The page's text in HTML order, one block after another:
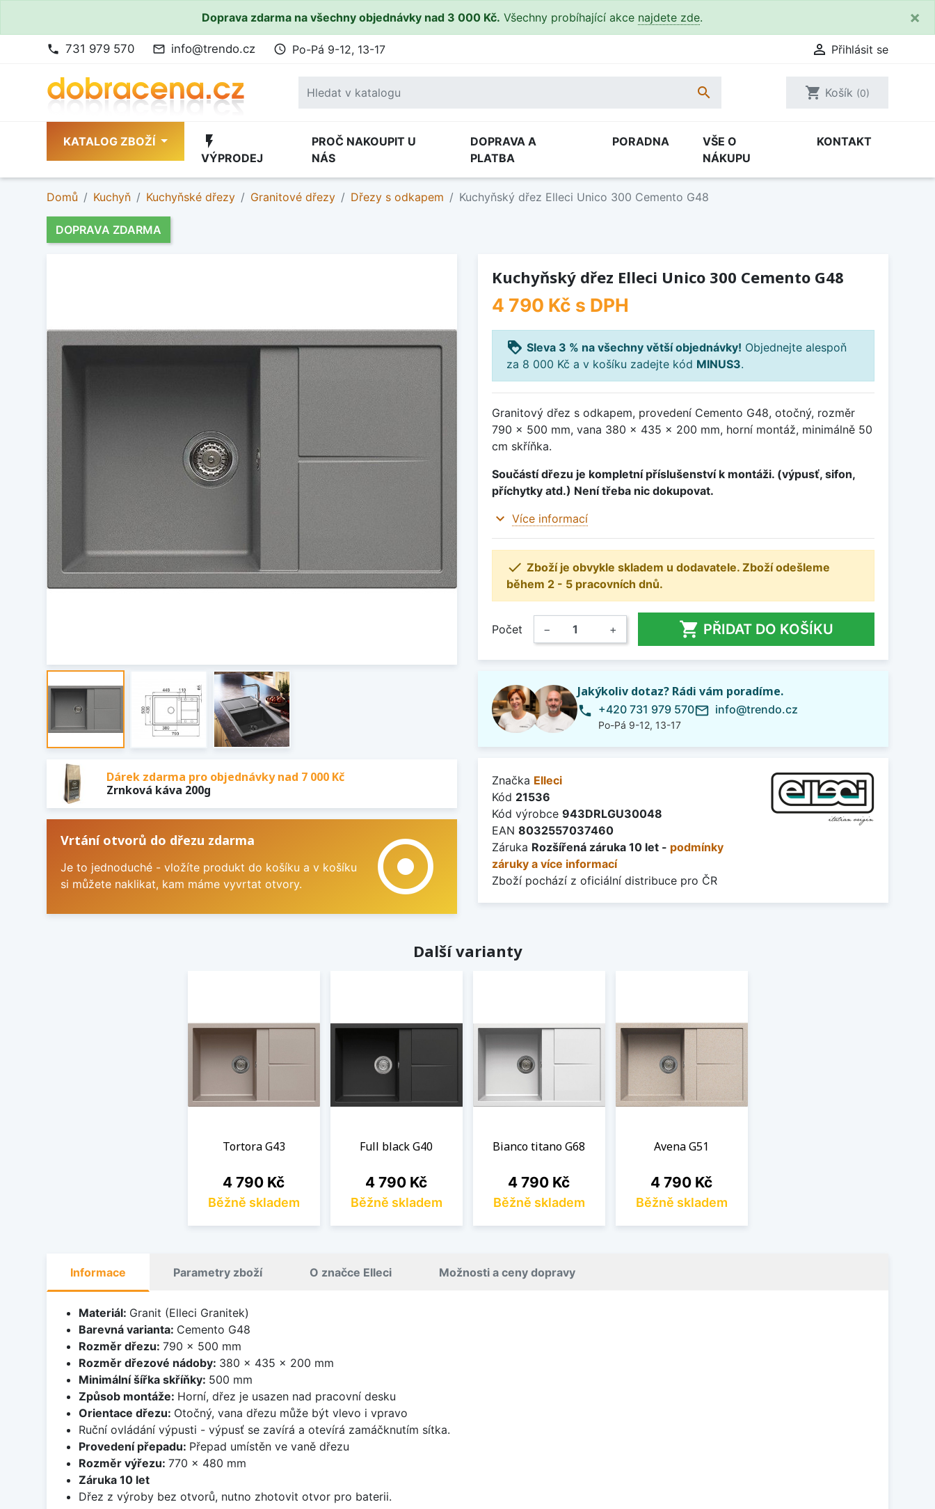
Doprava zdarma na všechny objednávky nad 3 000 Kč. Všechny probíhající akce najdete zde. ×
phone 731 979 570 mail_outline info@trendo.cz access_time Po-Pá 9-12, 13-17  Přihlásit se
 shopping_cart Košík (0)
KATALOG ZBOŽÍ flash_on
VÝPRODEJ
PROČ NAKOUPIT U
NÁS
DOPRAVA A
PLATBA
PORADNA
VŠE O
NÁKUPU
KONTAKT
Domů Kuchyň Kuchyňské dřezy Granitové dřezy Dřezy s odkapem Kuchyňský dřez Elleci Unico 300 Cemento G48
DOPRAVA ZDARMA
Dárek zdarma pro objednávky nad 7 000 Kč
Zrnková káva 200g
Vrtání otvorů do dřezu zdarma
Je to jednoduché - vložíte produkt do košíku a v košíku
si můžete naklikat, kam máme vyvrtat otvory.
adjust
Kuchyňský dřez Elleci Unico 300 Cemento G48
4 790 Kč s DPH
loyalty Sleva 3 % na všechny větší objednávky! Objednejte alespoň
za 8 000 Kč a v košíku zadejte kód MINUS3.
Granitový dřez s odkapem, provedení Cemento G48, otočný, rozměr
790 x 500 mm, vana 380 x 435 x 200 mm, horní montáž, minimálně 50
cm skříňka.
Součástí dřezu je kompletní příslušenství k montáži. (výpusť, sifon,
příchytky atd.) Není třeba nic dokupovat.
expand_more Více informací
 Zboží je obvykle skladem u dodavatele. Zboží odešleme
během 2 - 5 pracovních dnů.
Počet − +  PŘIDAT DO KOŠÍKU
Jakýkoliv dotaz? Rádi vám poradíme.
phone +420 731 979 570
Po-Pá 9-12, 13-17
mail_outline info@trendo.cz
Značka Elleci
Kód 21536
Kód výrobce 943DRLGU30048
EAN 8032557037460
Záruka Rozšířená záruka 10 let - podmínky
záruky a více informací
Zboží pochází z oficiální distribuce pro ČR
Další varianty
Tortora G43
Cena
4 790 Kč
Běžně skladem
Full black G40
Cena
4 790 Kč
Běžně skladem
Bianco titano G68
Cena
4 790 Kč
Běžně skladem
Avena G51
Cena
4 790 Kč
Běžně skladem
Informace Parametry zboží O značce Elleci Možnosti a ceny dopravy
Materiál: Granit (Elleci Granitek)
Barevná varianta: Cemento G48
Rozměr dřezu: 790 x 500 mm
Rozměr dřezové nádoby: 380 x 435 x 200 mm
Minimální šířka skříňky: 500 mm
Způsob montáže: Horní, dřez je usazen nad pracovní desku
Orientace dřezu: Otočný, vana dřezu může být vlevo i vpravo
Ruční ovládání výpusti - výpusť se zavírá a otevírá zamáčknutím sítka.
Provedení přepadu: Přepad umístěn ve vaně dřezu
Rozměr výřezu: 770 x 480 mm
Záruka 10 let
Dřez z výroby bez otvorů, nutno zhotovit otvor pro baterii.